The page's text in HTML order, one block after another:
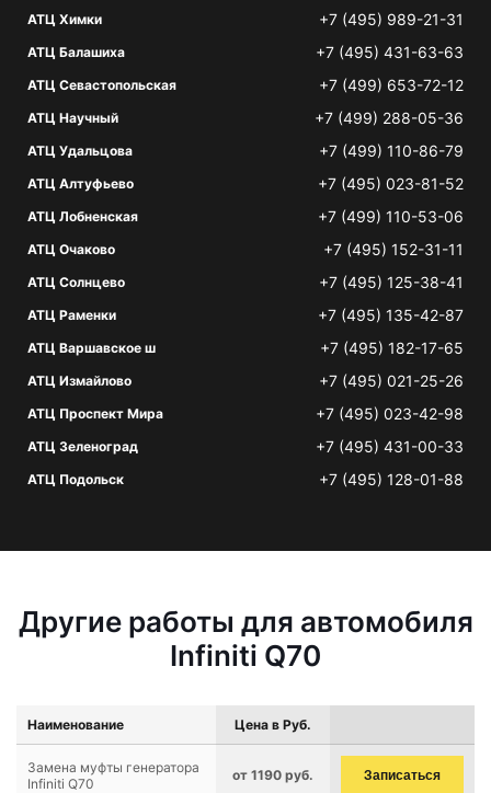
АТЦ Химки +7 (495) 989-21-31
АТЦ Балашиха +7 (495) 431-63-63
АТЦ Севастопольская +7 (499) 653-72-12
АТЦ Научный +7 (499) 288-05-36
АТЦ Удальцова +7 (499) 110-86-79
АТЦ Алтуфьево +7 (495) 023-81-52
АТЦ Лобненская +7 (499) 110-53-06
АТЦ Очаково +7 (495) 152-31-11
АТЦ Солнцево +7 (495) 125-38-41
АТЦ Раменки +7 (495) 135-42-87
АТЦ Варшавское ш +7 (495) 182-17-65
АТЦ Измайлово +7 (495) 021-25-26
АТЦ Проспект Мира +7 (495) 023-42-98
АТЦ Зеленоград +7 (495) 431-00-33
АТЦ Подольск +7 (495) 128-01-88
Другие работы для автомобиля
Infiniti Q70
Наименование Цена в Руб.
Замена муфты генератора
Infiniti Q70
от 1190 руб. Записаться